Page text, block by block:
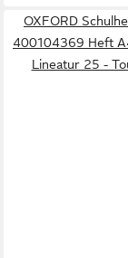
OXFORD
400104369 Heft
Lineatur 25 -